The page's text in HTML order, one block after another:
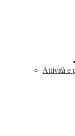
Attività e